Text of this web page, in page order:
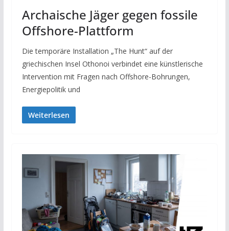
Archaische Jäger gegen fossile
Offshore-Plattform
Die temporäre Installation „The Hunt“ auf der
griechischen Insel Othonoi verbindet eine künstlerische
Intervention mit Fragen nach Offshore-Bohrungen,
Energiepolitik und
Weiterlesen